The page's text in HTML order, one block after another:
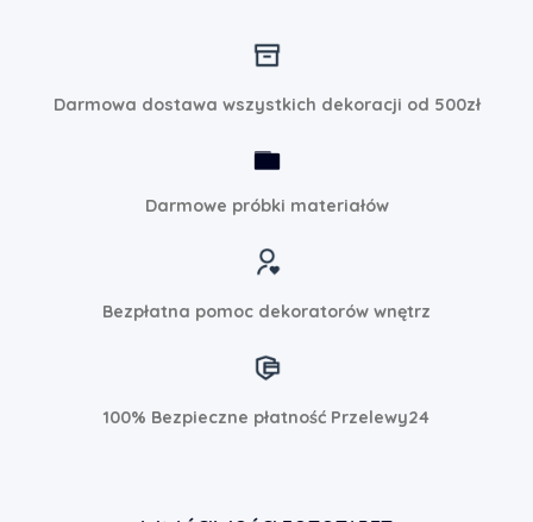
Darmowa dostawa wszystkich dekoracji od 500zł
Darmowe próbki materiałów
Bezpłatna pomoc dekoratorów wnętrz
100% Bezpieczne płatność Przelewy24